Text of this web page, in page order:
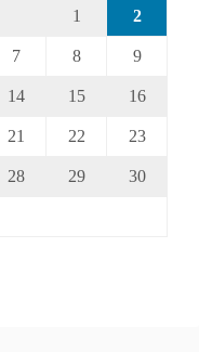
1 2
7 8 9
14 15 16
21 22 23
28 29 30